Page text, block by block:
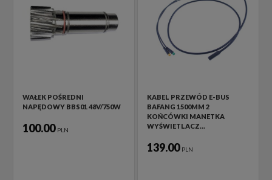
WAŁEK POŚREDNI
NAPĘDOWY BBS01 48V/750W
100.00 PLN
KABEL PRZEWÓD E-BUS
BAFANG 1500MM 2
KOŃCÓWKI MANETKA
WYŚWIETLACZ…
139.00 PLN